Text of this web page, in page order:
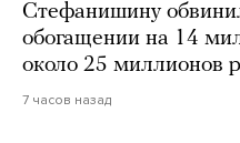
Стефанишину
обогащении на 14
около 25 миллионов
7 часов назад